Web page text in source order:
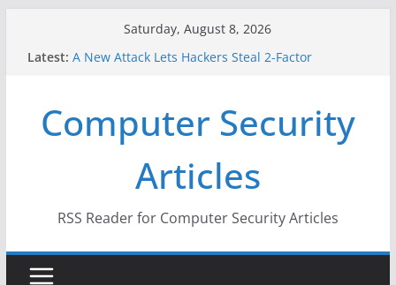
Saturday, August 8, 2026
Latest: A New Attack Lets Hackers Steal 2-Factor
Why the F5 Hack Created an ‘Imminent Threat’ for
Thousands of Networks
One Republican Now Controls a Huge Chunk of
US Election Infrastructure
When Face Recognition Doesn’t Know Your Face Is
Computer Security
Articles
RSS Reader for Computer Security Articles